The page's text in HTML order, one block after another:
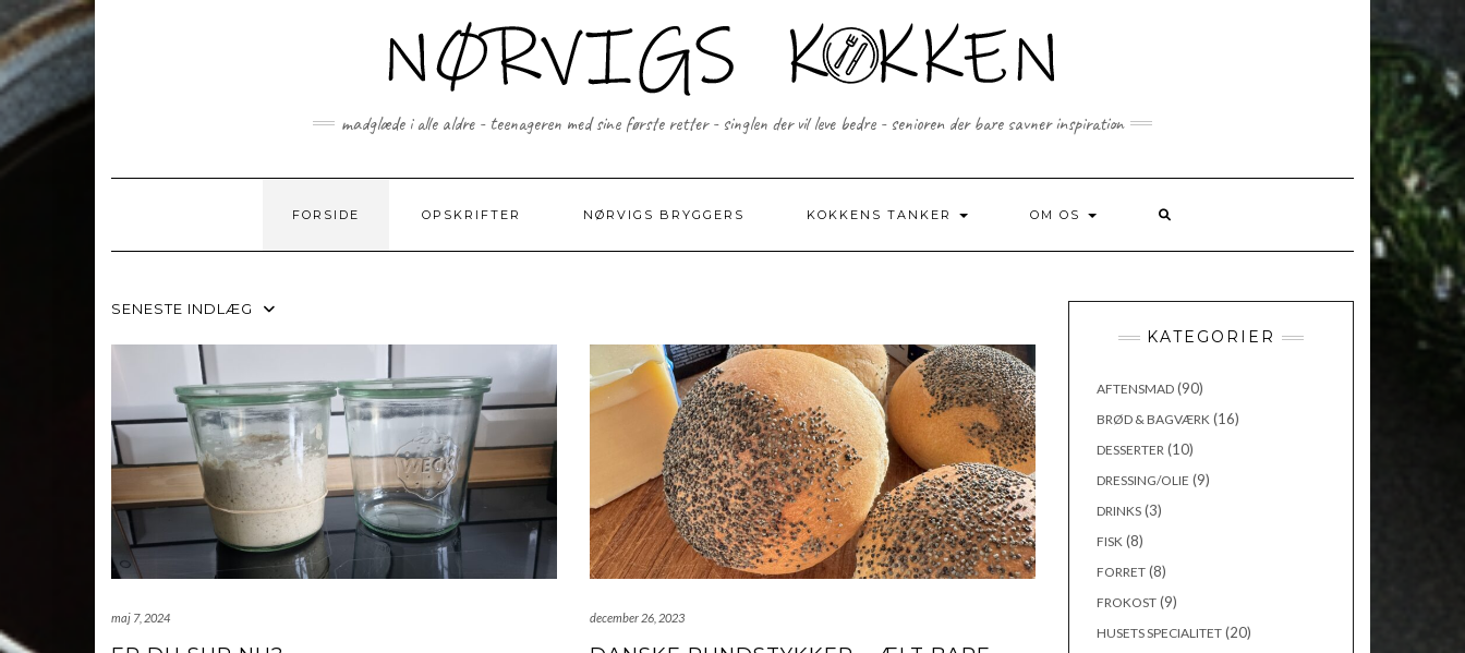
to
content
madglæde i alle aldre - teenageren med sine første retter - singlen der vil leve bedre - senioren der bare savner inspiration
FORSIDE OPSKRIFTER NØRVIGS BRYGGERS KOKKENS TANKER OM OS
SENESTE INDLÆG
maj 7, 2024 december 26, 2023
KATEGORIER
AFTENSMAD(90)
BRØD & BAGVÆRK (16)
DESSERTER (10)
DRESSING/OLIE (9)
DRINKS(3)
FISK (8)
FORRET(8)
FROKOST(9)
HUSETS SPECIALITET(20)